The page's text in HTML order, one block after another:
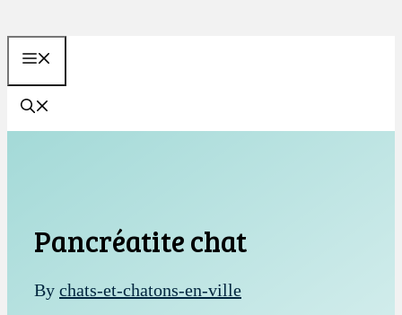
Aller
Pancréatite chat
By chats-et-chatons-en-ville